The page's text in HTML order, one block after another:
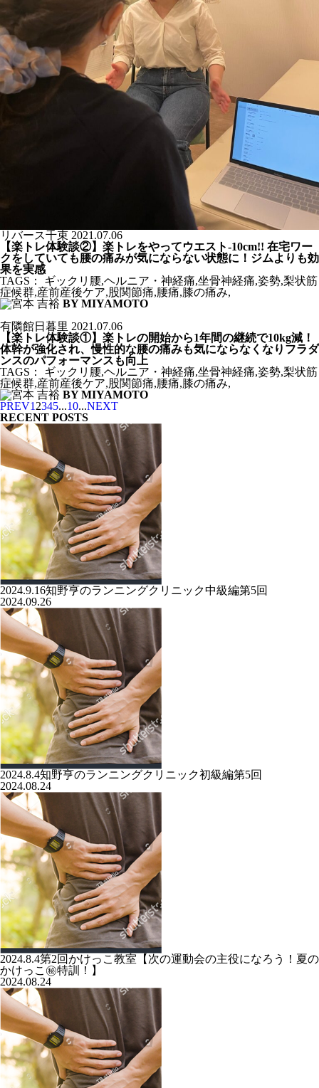
リバース千束 2021.07.06
【楽トレ体験談②】楽トレをやってウエスト-10cm!! 在宅ワー
クをしていても腰の痛みが気にならない状態に！ジムよりも効
果を実感
TAGS：
ギックリ腰,ヘルニア・神経痛,坐骨神経痛,姿勢,梨状筋
症候群,産前産後ケア,股関節痛,腰痛,膝の痛み,
BY MIYAMOTO
有隣館日暮里 2021.07.06
【楽トレ体験談①】楽トレの開始から1年間の継続で10kg減！
体幹が強化され、慢性的な腰の痛みも気にならなくなりフラダ
ンスのパフォーマンスも向上
TAGS：
ギックリ腰,ヘルニア・神経痛,坐骨神経痛,姿勢,梨状筋
症候群,産前産後ケア,股関節痛,腰痛,膝の痛み,
BY MIYAMOTO
PREV12345...10...NEXT
RECENT POSTS
2024.9.16知野亨のランニングクリニック中級編第5回
2024.09.26
2024.8.4知野亨のランニングクリニック初級編第5回
2024.08.24
2024.8.4第2回かけっこ教室【次の運動会の主役になろう！夏の
かけっこ㊙️特訓！】
2024.08.24